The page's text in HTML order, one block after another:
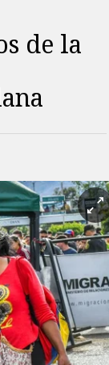
de la